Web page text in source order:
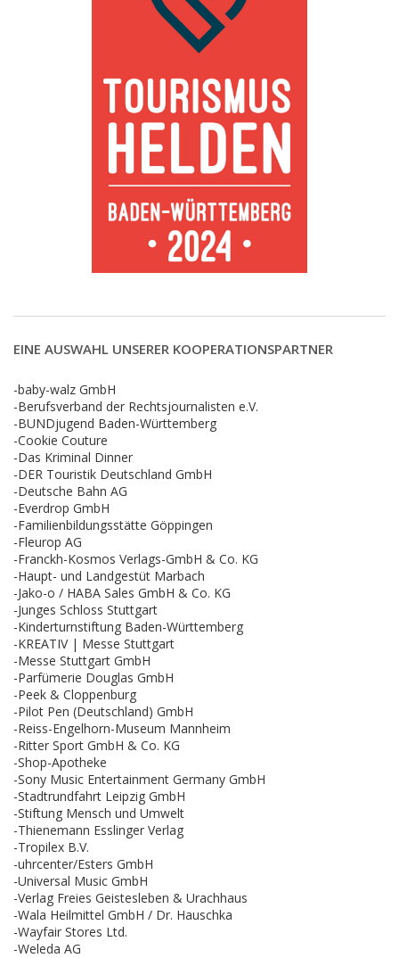
EINE AUSWAHL UNSERER KOOPERATIONSPARTNER
-baby-walz GmbH
-Berufsverband der Rechtsjournalisten e.V.
-BUNDjugend Baden-Württemberg
-Cookie Couture
-Das Kriminal Dinner
-DER Touristik Deutschland GmbH
-Deutsche Bahn AG
-Everdrop GmbH
-Familienbildungsstätte Göppingen
-Fleurop AG
-Franckh-Kosmos Verlags-GmbH & Co. KG
-Haupt- und Landgestüt Marbach
-Jako-o / HABA Sales GmbH & Co. KG
-Junges Schloss Stuttgart
-Kinderturnstiftung Baden-Württemberg
-KREATIV | Messe Stuttgart
-Messe Stuttgart GmbH
-Parfümerie Douglas GmbH
-Peek & Cloppenburg
-Pilot Pen (Deutschland) GmbH
-Reiss-Engelhorn-Museum Mannheim
-Ritter Sport GmbH & Co. KG
-Shop-Apotheke
-Sony Music Entertainment Germany GmbH
-Stadtrundfahrt Leipzig GmbH
-Stiftung Mensch und Umwelt
-Thienemann Esslinger Verlag
-Tropilex B.V.
-uhrcenter/Esters GmbH
-Universal Music GmbH
-Verlag Freies Geistesleben & Urachhaus
-Wala Heilmittel GmbH / Dr. Hauschka
-Wayfair Stores Ltd.
-Weleda AG